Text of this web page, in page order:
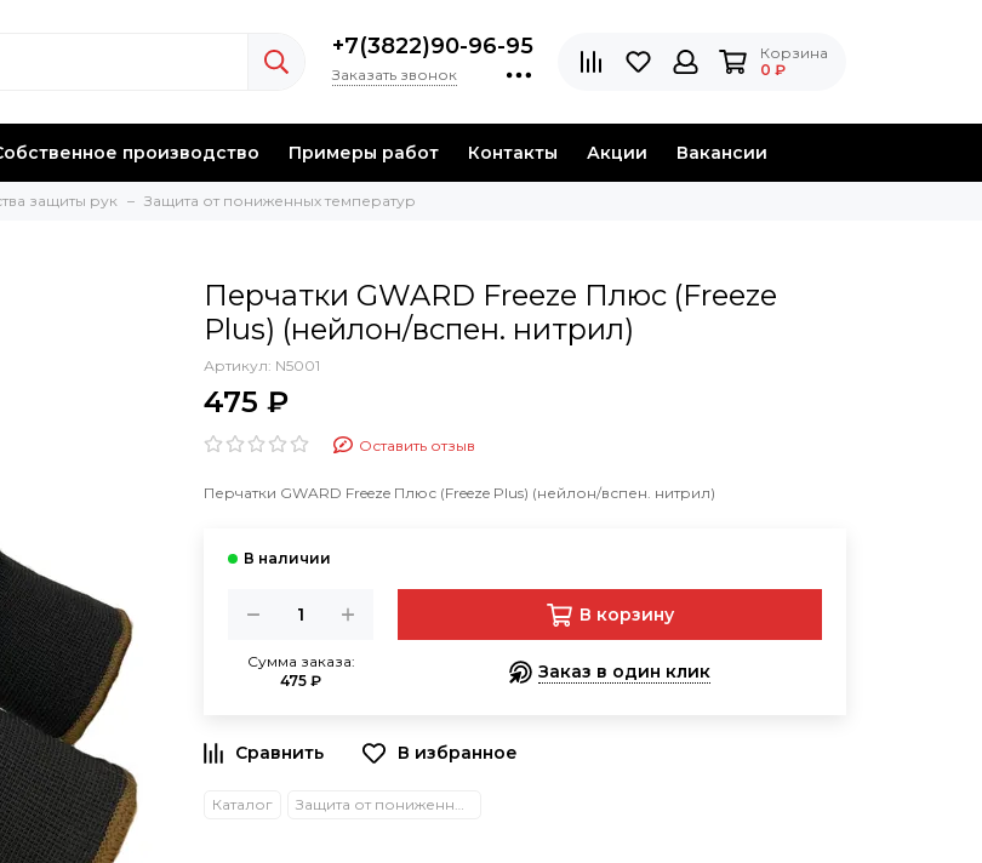
+7(3822)90-96-95
Заказать звонок
Корзина
0 ₽
производство Примеры работ Контакты Акции Вакансии
защиты рук Защита от пониженных температур
Перчатки GWARD Freeze Плюс (Freeze
Plus) (нейлон/вспен. нитрил)
Артикул: N5001
475 ₽
Оставить отзыв
Перчатки GWARD Freeze Плюс (Freeze Plus) (нейлон/вспен. нитрил)
Сумма заказа:
475 ₽
В корзину
Заказ в один клик
В избранное
Каталог Защита от пониженных температур